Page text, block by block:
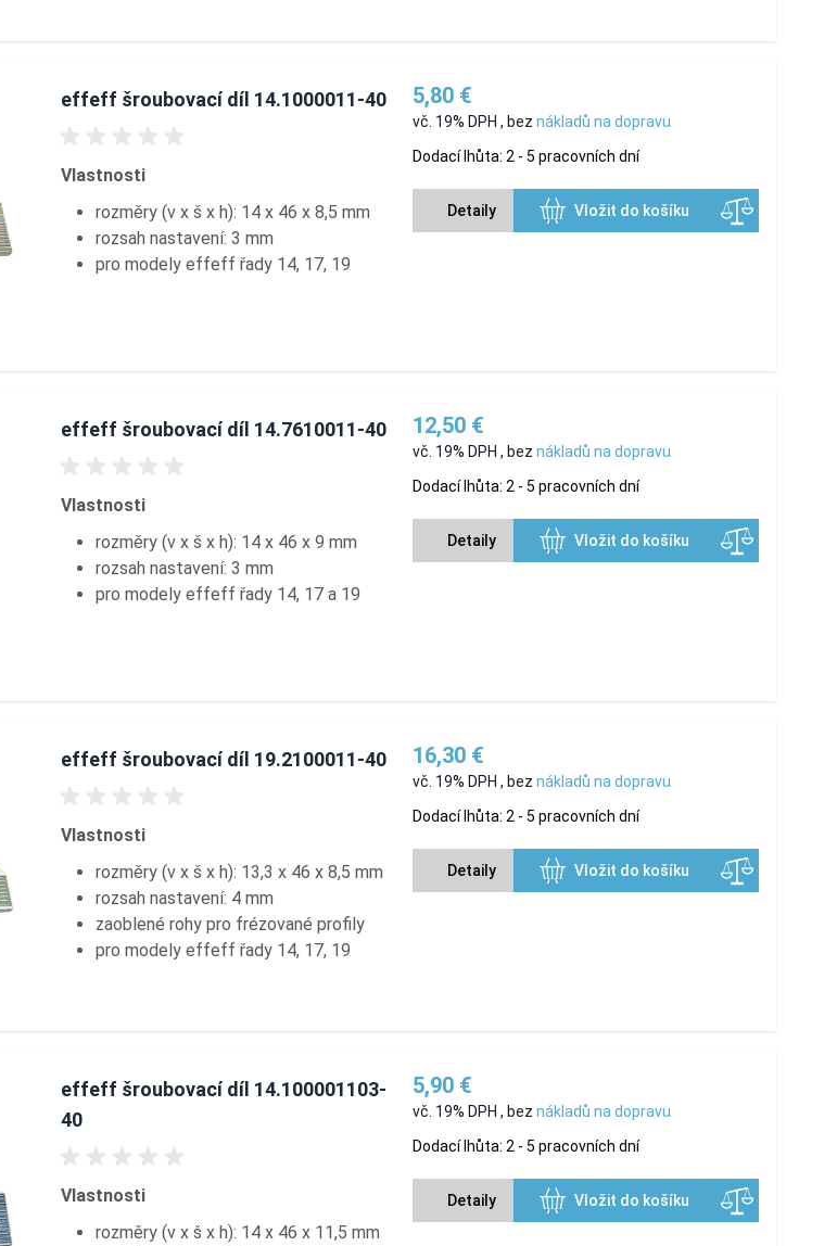
effeff šroubovací díl 14.1000011-40
Vlastnosti
rozměry (v x š x h): 14 x 46 x 8,5 mm
rozsah nastavení: 3 mm
pro modely effeff řady 14, 17, 19
5,80 €
vč. 19% DPH , bez nákladů na dopravu
Dodací lhůta: 2 - 5 pracovních dní
Detaily Vložit do košíku
effeff šroubovací díl 14.7610011-40
Vlastnosti
rozměry (v x š x h): 14 x 46 x 9 mm
rozsah nastavení: 3 mm
pro modely effeff řady 14, 17 a 19
12,50 €
vč. 19% DPH , bez nákladů na dopravu
Dodací lhůta: 2 - 5 pracovních dní
Detaily Vložit do košíku
effeff šroubovací díl 19.2100011-40
Vlastnosti
rozměry (v x š x h): 13,3 x 46 x 8,5 mm
rozsah nastavení: 4 mm
zaoblené rohy pro frézované profily
pro modely effeff řady 14, 17, 19
16,30 €
vč. 19% DPH , bez nákladů na dopravu
Dodací lhůta: 2 - 5 pracovních dní
Detaily Vložit do košíku
effeff šroubovací díl 14.100001103-
40
Vlastnosti
rozměry (v x š x h): 14 x 46 x 11,5 mm
5,90 €
vč. 19% DPH , bez nákladů na dopravu
Dodací lhůta: 2 - 5 pracovních dní
Detaily Vložit do košíku